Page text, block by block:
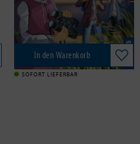
12,00 €
Versandkostenfrei in DE
In den Warenkorb
SOFORT LIEFERBAR